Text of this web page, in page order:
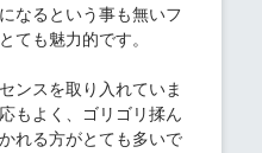
なるという事も無いフ
ても魅力的です。
ンスを取り入れていま
もよく、ゴリゴリ揉ん
れる方がとても多いで